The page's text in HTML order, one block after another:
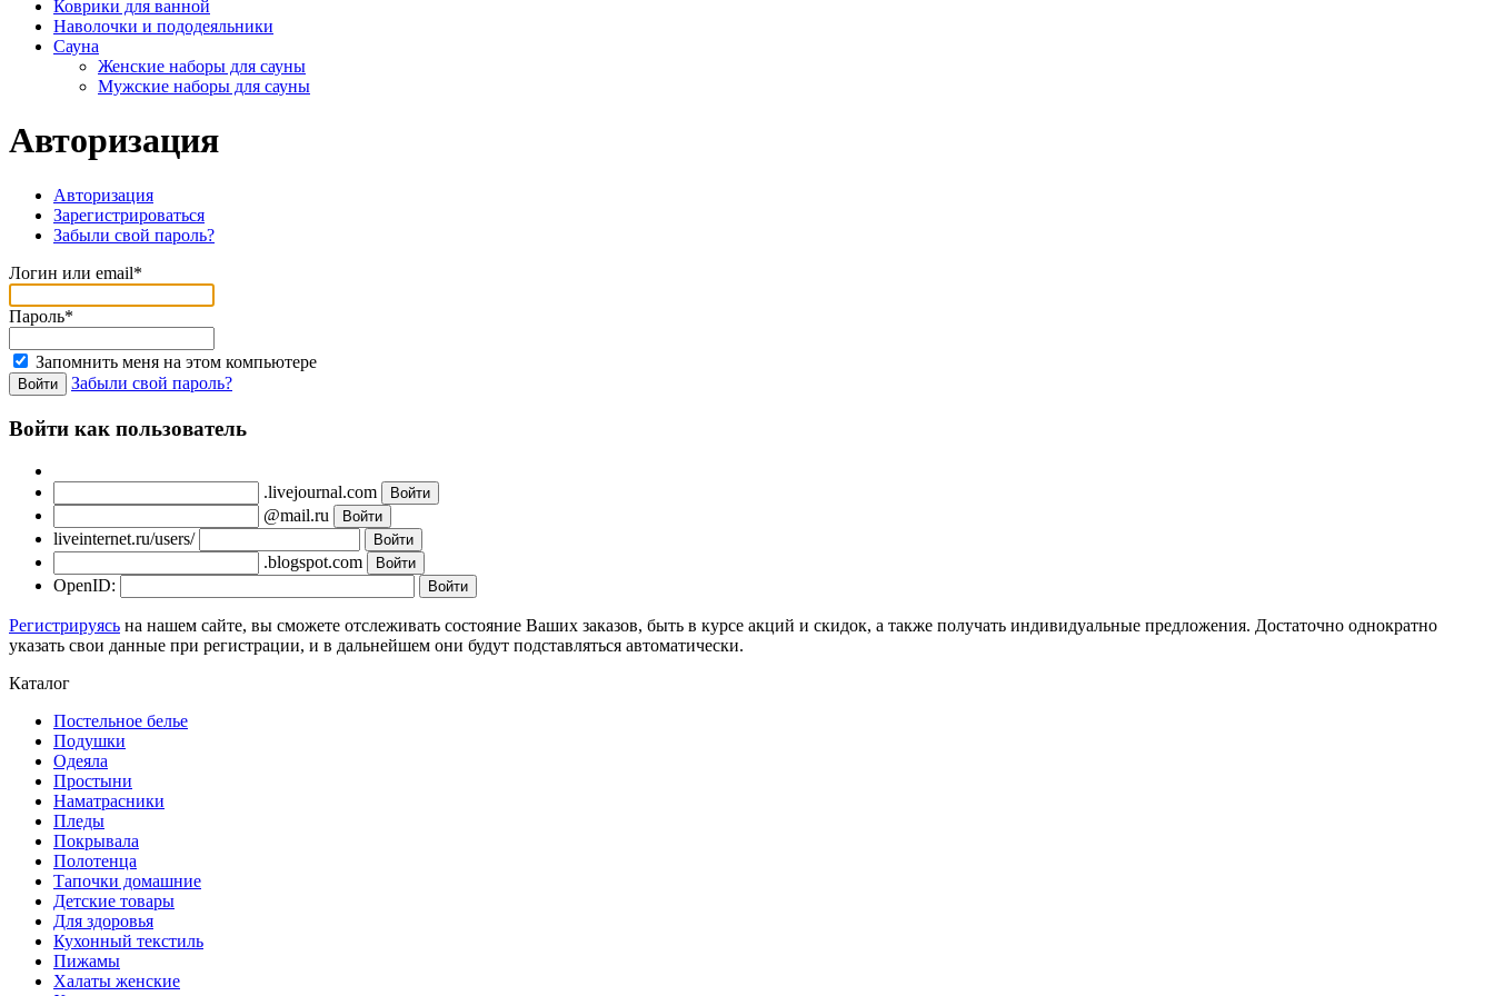
Коврики для ванной
Наволочки и пододеяльники
Сауна
Женские наборы для сауны
Мужские наборы для сауны
Авторизация
Авторизация
Зарегистрироваться
Забыли свой пароль?
Логин или email*
Пароль*
Запомнить меня на этом компьютере
Забыли свой пароль?
Войти как пользователь
.livejournal.com
@mail.ru
liveinternet.ru/users/
.blogspot.com
OpenID:
Регистрируясь на нашем сайте, вы сможете отслеживать состояние Ваших заказов, быть в курсе акций и скидок, а также получать индивидуальные предложения. Достаточно однократно
указать свои данные при регистрации, и в дальнейшем они будут подставляться автоматически.
Каталог
Постельное белье
Подушки
Одеяла
Простыни
Наматрасники
Пледы
Покрывала
Полотенца
Тапочки домашние
Детские товары
Для здоровья
Кухонный текстиль
Пижамы
Халаты женские